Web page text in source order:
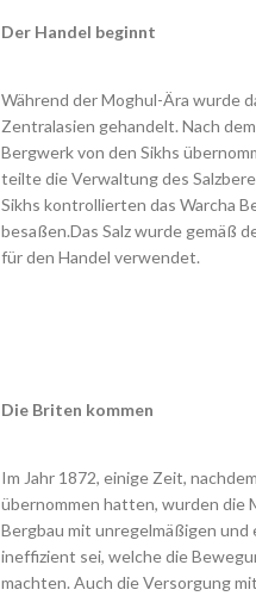
Der Handel beginnt
Während der Moghul-Ära wurde
Zentralasien gehandelt. Nach
Bergwerk von den Sikhs
teilte die Verwaltung des
Sikhs kontrollierten das Warcha
besaßen.Das Salz wurde gemäß
für den Handel verwendet.
Die Briten kommen
Im Jahr 1872, einige Zeit,
übernommen hatten, wurden die
Bergbau mit unregelmäßigen und
ineffizient sei, welche die
machten. Auch die Versorgung